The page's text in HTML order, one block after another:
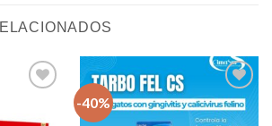
-40%